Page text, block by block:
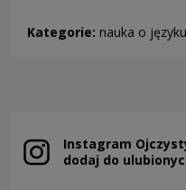
Kategorie: nauka o języku
Instagram
dodaj do
Note, the link will open